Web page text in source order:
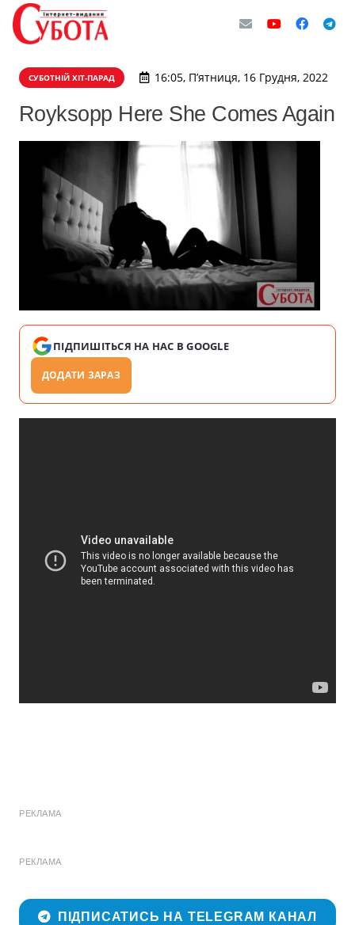
СУБОТНІЙ ХІТ-ПАРАД 16:05, П’ятниця, 16 Грудня, 2022
Royksopp Here She Comes Again
ПІДПИШІТЬСЯ НА НАС В GOOGLE
ДОДАТИ ЗАРАЗ
РЕКЛАМА
РЕКЛАМА
ПІДПИСАТИСЬ НА TELEGRAM КАНАЛ